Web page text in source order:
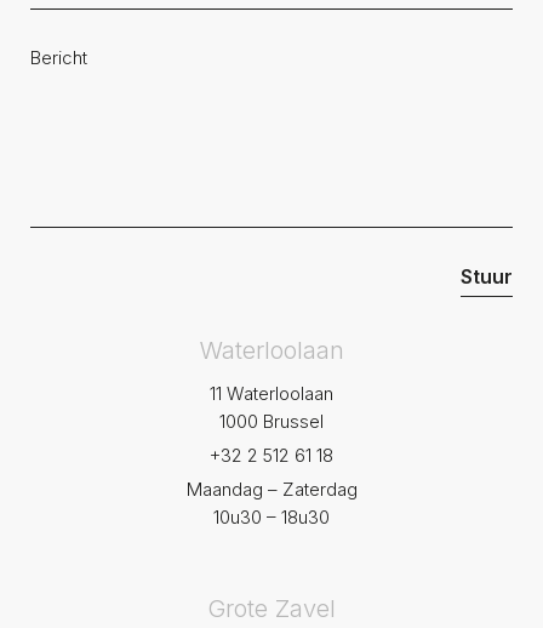
Waterloolaan
11 Waterloolaan
1000 Brussel
+32 2 512 61 18
Maandag – Zaterdag
10u30 – 18u30
Grote Zavel